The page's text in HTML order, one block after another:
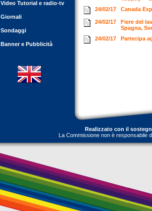
Video Tutorial e radio-tv
Giornali
Sondaggi
Banner e Pubblicità
24/02/17
Canada
24/02/17
Fiere del
Spagna,
24/02/17
Partecipa
Realizzato con il
La Commissione non è responsabile